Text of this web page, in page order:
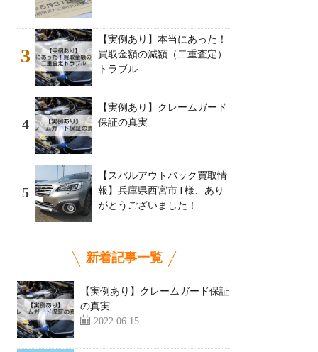
3
【実例あり】本当にあった！
買取金額の減額（二重査定）
トラブル
4
【実例あり】クレームガード
保証の真実
5
【スバルアウトバック買取情
報】兵庫県西宮市T様、あり
がとうございました！
新着記事一覧
【実例あり】クレームガード保証
の真実
2022.06.15